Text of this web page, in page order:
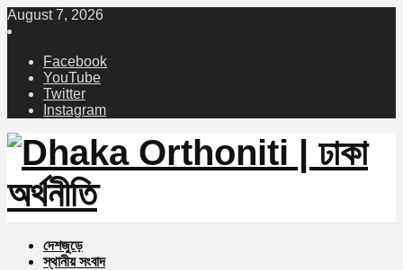
August 7, 2026
Facebook
YouTube
Twitter
Instagram
দেশজুড়ে
স্থানীয় সংবাদ